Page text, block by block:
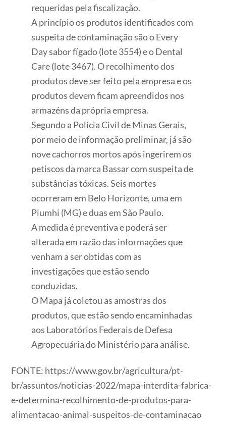
requeridas pela fiscalização.
A princípio os produtos identificados com
suspeita de contaminação são o Every
Day sabor fígado (lote 3554) e o Dental
Care (lote 3467). O recolhimento dos
produtos deve ser feito pela empresa e os
produtos devem ficam apreendidos nos
armazéns da própria empresa.
Segundo a Polícia Civil de Minas Gerais,
por meio de informação preliminar, já são
nove cachorros mortos após ingerirem os
petiscos da marca Bassar com suspeita de
substâncias tóxicas. Seis mortes
ocorreram em Belo Horizonte, uma em
Piumhi (MG) e duas em São Paulo.
A medida é preventiva e poderá ser
alterada em razão das informações que
venham a ser obtidas com as
investigações que estão sendo
conduzidas.
O Mapa já coletou as amostras dos
produtos, que estão sendo encaminhadas
aos Laboratórios Federais de Defesa
Agropecuária do Ministério para análise.
FONTE: https://www.gov.br/agricultura/pt-
br/assuntos/noticias-2022/mapa-interdita-fabrica-
e-determina-recolhimento-de-produtos-para-
alimentacao-animal-suspeitos-de-contaminacao